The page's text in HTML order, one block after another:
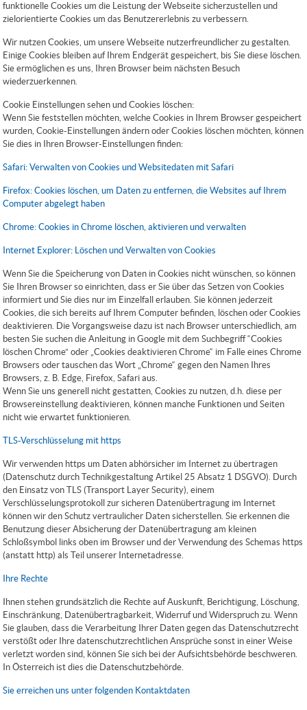
funktionelle Cookies um die Leistung der Webseite sicherzustellen und
zielorientierte Cookies um das Benutzererlebnis zu verbessern.
Wir nutzen Cookies, um unsere Webseite nutzerfreundlicher zu gestalten.
Einige Cookies bleiben auf Ihrem Endgerät gespeichert, bis Sie diese löschen.
Sie ermöglichen es uns, Ihren Browser beim nächsten Besuch
wiederzuerkennen.
Cookie Einstellungen sehen und Cookies löschen:
Wenn Sie feststellen möchten, welche Cookies in Ihrem Browser gespeichert
wurden, Cookie-Einstellungen ändern oder Cookies löschen möchten, können
Sie dies in Ihren Browser-Einstellungen finden:
Safari: Verwalten von Cookies und Websitedaten mit Safari
Firefox: Cookies löschen, um Daten zu entfernen, die Websites auf Ihrem
Computer abgelegt haben
Chrome: Cookies in Chrome löschen, aktivieren und verwalten
Internet Explorer: Löschen und Verwalten von Cookies
Wenn Sie die Speicherung von Daten in Cookies nicht wünschen, so können
Sie Ihren Browser so einrichten, dass er Sie über das Setzen von Cookies
informiert und Sie dies nur im Einzelfall erlauben. Sie können jederzeit
Cookies, die sich bereits auf Ihrem Computer befinden, löschen oder Cookies
deaktivieren. Die Vorgangsweise dazu ist nach Browser unterschiedlich, am
besten Sie suchen die Anleitung in Google mit dem Suchbegriff “Cookies
löschen Chrome” oder „Cookies deaktivieren Chrome“ im Falle eines Chrome
Browsers oder tauschen das Wort „Chrome“ gegen den Namen Ihres
Browsers, z. B. Edge, Firefox, Safari aus.
Wenn Sie uns generell nicht gestatten, Cookies zu nutzen, d.h. diese per
Browsereinstellung deaktivieren, können manche Funktionen und Seiten
nicht wie erwartet funktionieren.
TLS-Verschlüsselung mit https
Wir verwenden https um Daten abhörsicher im Internet zu übertragen
(Datenschutz durch Technikgestaltung Artikel 25 Absatz 1 DSGVO). Durch
den Einsatz von TLS (Transport Layer Security), einem
Verschlüsselungsprotokoll zur sicheren Datenübertragung im Internet
können wir den Schutz vertraulicher Daten sicherstellen. Sie erkennen die
Benutzung dieser Absicherung der Datenübertragung am kleinen
Schloßsymbol links oben im Browser und der Verwendung des Schemas https
(anstatt http) als Teil unserer Internetadresse.
Ihre Rechte
Ihnen stehen grundsätzlich die Rechte auf Auskunft, Berichtigung, Löschung,
Einschränkung, Datenübertragbarkeit, Widerruf und Widerspruch zu. Wenn
Sie glauben, dass die Verarbeitung Ihrer Daten gegen das Datenschutzrecht
verstößt oder Ihre datenschutzrechtlichen Ansprüche sonst in einer Weise
verletzt worden sind, können Sie sich bei der Aufsichtsbehörde beschweren.
In Österreich ist dies die Datenschutzbehörde.
Sie erreichen uns unter folgenden Kontaktdaten